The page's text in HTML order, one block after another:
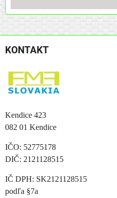
KONTAKT
Kendice 423
082 01 Kendice
IČO: 52775178
DIČ: 2121128515
IČ DPH: SK2121128515
podľa §7a